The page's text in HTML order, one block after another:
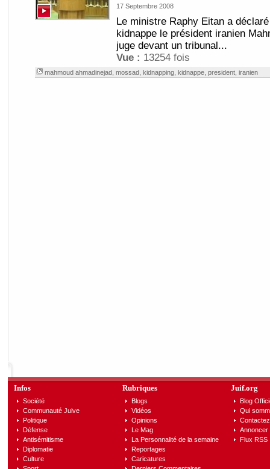
17 Septembre 2008
Le ministre Raphy Eitan a
kidnappe le président iranien
juge devant un tribunal...
Vue : 13254 fois
mahmoud ahmadinejad, mossad, kidnapping, kidnappe, president, iranien
Infos
Société
Communauté Juive
Politique
Défense
Antisémitisme
Diplomatie
Culture
Rubriques
Blogs
Vidéos
Opinions
Le Mag
La Personnalité de la semaine
Reportages
Caricatures
Juif.org
Blog
Qui
Annoncer
Flux RSS